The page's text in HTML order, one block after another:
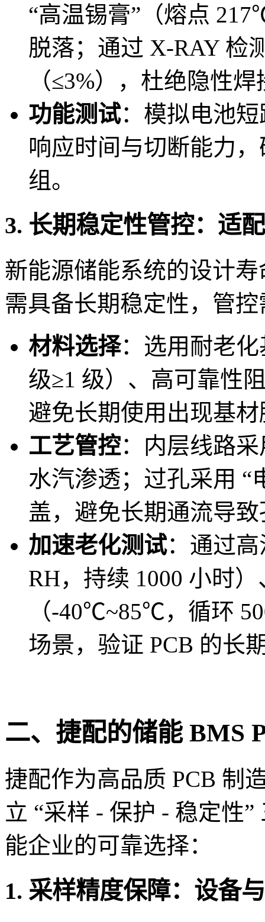
“高温锡膏”（熔点
脱落；通过 X-RAY 检
（≤3%），杜绝隐性
功能测试：模拟电池
响应时间与切断能力
组。
3. 长期稳定性管控：适
新能源储能系统的设计
需具备长期稳定性，管
材料选择：选用耐老
级≥1 级）、高可靠性
避免长期使用出现基
工艺管控：内层线路
水汽渗透；过孔采用 “
盖，避免长期通流导
加速老化测试：通过
RH，持续 1000 小时
（-40℃~85℃，循环
场景，验证 PCB 的长
二、捷配的储能 BMS
捷配作为高品质 PCB 制
立 “采样 - 保护 - 稳定性
能企业的可靠选择：
1. 采样精度保障：设备